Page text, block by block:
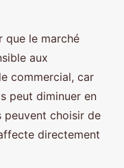
que le marché
aux
commercial, car
peut diminuer en
peuvent choisir de
directement